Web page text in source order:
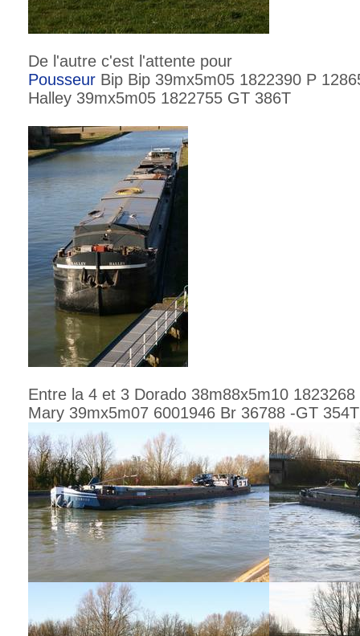
De l'autre c'est l'attente pour
Pousseur Bip Bip 39mx5m05 1822390 P
Halley 39mx5m05 1822755 GT 386T
Entre la 4 et 3 Dorado 38m88x5m10
Mary 39mx5m07 6001946 Br 36788 -GT 354T